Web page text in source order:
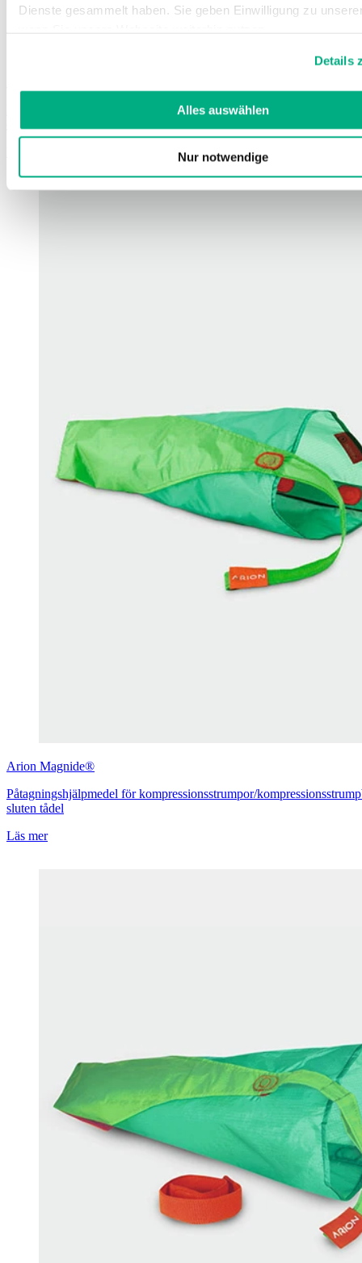
Dienste gesammelt haben. Sie geben Einwilligung zu
Details
Alles auswählen
Nur notwendige
Påtagningshjälpmedel för kompressionsstrumpor/
Arion Magnide®
Påtagningshjälpmedel för kompressionsstrumpor/
sluten tådel
Läs mer